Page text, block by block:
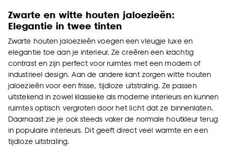
Zwarte en witte houten jaloezieën:
Elegantie in twee tinten
Zwarte houten jaloezieën voegen een vleugje luxe en
elegantie toe aan je interieur. Ze creëren een krachtig
contrast en zijn perfect voor ruimtes met een modern of
industrieel design. Aan de andere kant zorgen witte houten
jaloezieën voor een frisse, tijdloze uitstraling. Ze passen
uitstekend in zowel klassieke als moderne interieurs en kunnen
ruimtes optisch vergroten door het licht dat ze binnenlaten.
Daarnaast zie je ook steeds vaker de normale houtkleur terug
in populaire interieurs. Dit geeft direct veel warmte en een
tijdloze uitstraling.